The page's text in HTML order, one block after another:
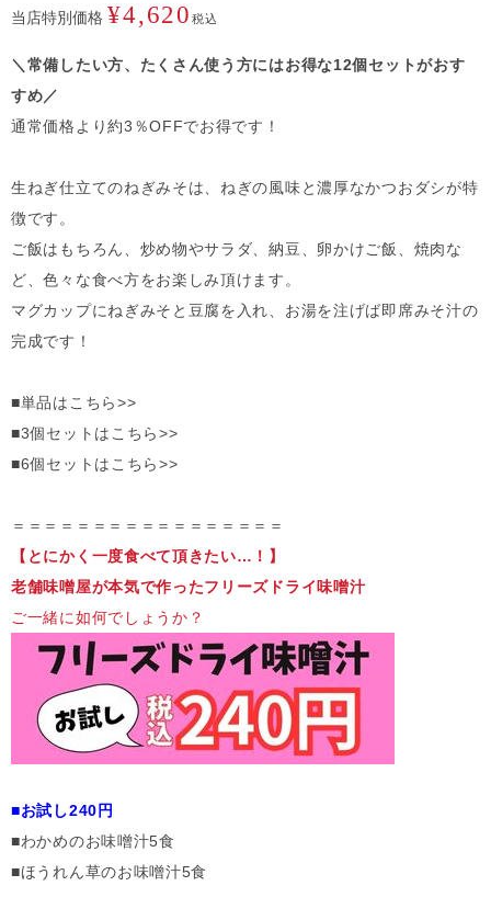
当店特別価格 ¥4,620税込
＼常備したい方、たくさん使う方にはお得な12個セットがおす
すめ／
通常価格より約3％OFFでお得です！
生ねぎ仕立てのねぎみそは、ねぎの風味と濃厚なかつおダシが特
徴です。
ご飯はもちろん、炒め物やサラダ、納豆、卵かけご飯、焼肉な
ど、色々な食べ方をお楽しみ頂けます。
マグカップにねぎみそと豆腐を入れ、お湯を注げば即席みそ汁の
完成です！
■単品はこちら>>
■3個セットはこちら>>
■6個セットはこちら>>
＝＝＝＝＝＝＝＝＝＝＝＝＝＝＝＝＝
【とにかく一度食べて頂きたい…！】
老舗味噌屋が本気で作ったフリーズドライ味噌汁
ご一緒に如何でしょうか？
■お試し240円
■わかめのお味噌汁5食
■ほうれん草のお味噌汁5食